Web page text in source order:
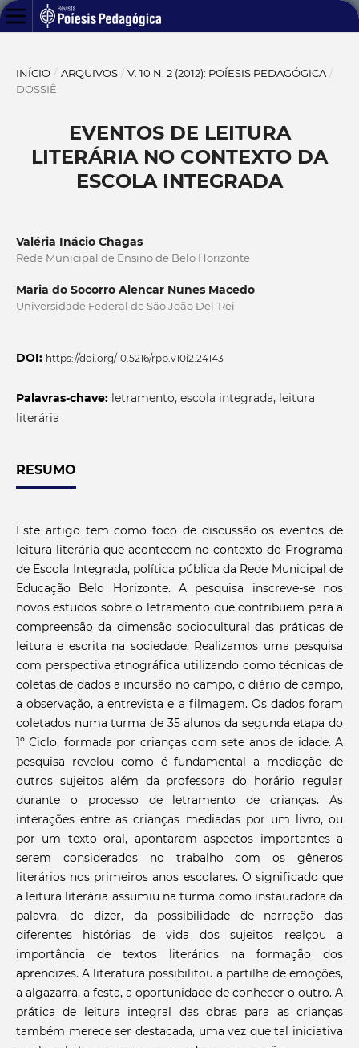
INÍCIO / ARQUIVOS / V. 10 N. 2 (2012): POÍESIS PEDAGÓGICA /
DOSSIÊ
EVENTOS DE LEITURA
LITERÁRIA NO CONTEXTO DA
ESCOLA INTEGRADA
Valéria Inácio Chagas
Rede Municipal de Ensino de Belo Horizonte
Maria do Socorro Alencar Nunes Macedo
Universidade Federal de São João Del-Rei
DOI: https://doi.org/10.5216/rpp.v10i2.24143
Palavras-chave: letramento, escola integrada, leitura
literária
RESUMO
Este artigo tem como foco de discussão os eventos de
leitura literária que acontecem no contexto do Programa
de Escola Integrada, política pública da Rede Municipal de
Educação Belo Horizonte. A pesquisa inscreve-se nos
novos estudos sobre o letramento que contribuem para a
compreensão da dimensão sociocultural das práticas de
leitura e escrita na sociedade. Realizamos uma pesquisa
com perspectiva etnográfica utilizando como técnicas de
coletas de dados a incursão no campo, o diário de campo,
a observação, a entrevista e a filmagem. Os dados foram
coletados numa turma de 35 alunos da segunda etapa do
1º Ciclo, formada por crianças com sete anos de idade. A
pesquisa revelou como é fundamental a mediação de
outros sujeitos além da professora do horário regular
durante o processo de letramento de crianças. As
interações entre as crianças mediadas por um livro, ou
por um texto oral, apontaram aspectos importantes a
serem considerados no trabalho com os gêneros
literários nos primeiros anos escolares. O significado que
a leitura literária assumiu na turma como instauradora da
palavra, do dizer, da possibilidade de narração das
diferentes histórias de vida dos sujeitos realçou a
importância de textos literários na formação dos
aprendizes. A literatura possibilitou a partilha de emoções,
a algazarra, a festa, a oportunidade de conhecer o outro. A
prática de leitura integral das obras para as crianças
também merece ser destacada, uma vez que tal iniciativa